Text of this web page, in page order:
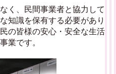
く、民間事業者と協力して
知識を保有する必要があり
の皆様の安心・安全な生活
業です。